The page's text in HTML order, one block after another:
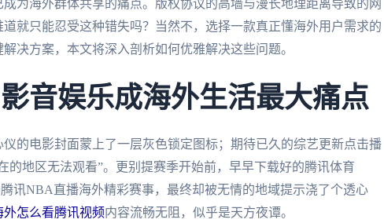
为海外群体共享的痛点。版权协议的高墙与漫长地理距离导致的网
就只能忍受这种错失吗？当然不，选择一款真正懂海外用户需求的
决方案，本文将深入剖析如何优雅解决这些问题。
音娱乐成海外生活最大痛点
的电影封面蒙上了一层灰色锁定图标；期待已久的综艺更新点击播
的地区无法观看”。更别提赛季开始前，早早下载好的腾讯体育
讯NBA直播海外精彩赛事，最终却被无情的地域提示浇了个透心
外怎么看腾讯视频内容流畅无阻，似乎是天方夜谭。